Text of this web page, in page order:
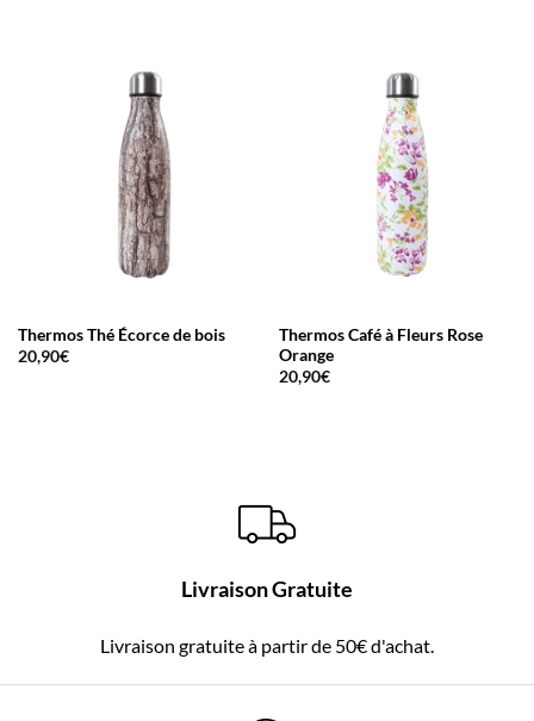
Thermos Thé Écorce de bois
20,90€
Thermos Café à Fleurs Rose
Orange
20,90€
Livraison Gratuite
Livraison gratuite à partir de 50€ d'achat.